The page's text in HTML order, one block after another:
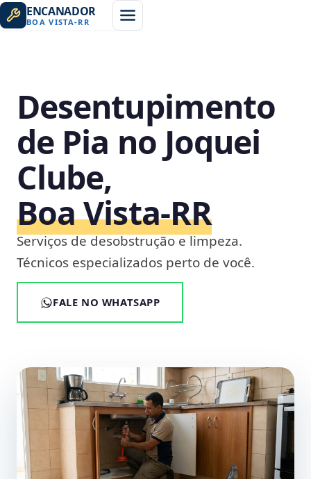
ENCANADOR
BOA VISTA-RR
Desentupimento
de Pia no Joquei
Clube,
Boa Vista‑RR
Serviços de desobstrução e limpeza.
Técnicos especializados perto de você.
FALE NO WHATSAPP